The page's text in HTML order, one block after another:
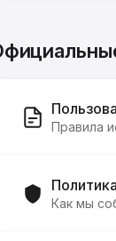
Правила
Как мы